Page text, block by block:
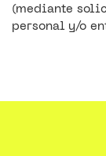
(mediante
personal y/o